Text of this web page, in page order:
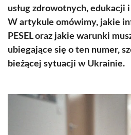
usług zdrowotnych, edukacji
W artykule omówimy, jakie
PESEL oraz jakie warunki
ubiegające się o ten numer,
bieżącej sytuacji w Ukrainie.